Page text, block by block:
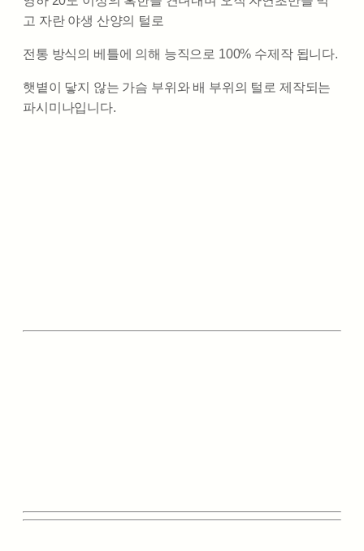
고 자란 야생 산양의 털로
전통 방식의 베틀에 의해 능직으로 100% 수제작 됩니다.
햇볕이 닿지 않는 가슴 부위와 배 부위의 털로 제작되는
파시미나입니다.